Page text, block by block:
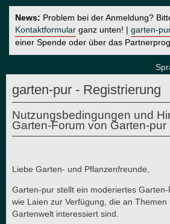
News: Problem bei der Anmeldung?
Kontaktformular ganz unten! | garten-
einer Spende oder über das
garten-pur - Registrierung
Nutzungsbedingungen und
Garten-Forum von Garten-pur
Liebe Garten- und Pflanzenfreunde,
Garten-pur stellt ein moderiertes
wie Laien zur Verfügung, die an Themen
Gartenwelt interessiert sind.